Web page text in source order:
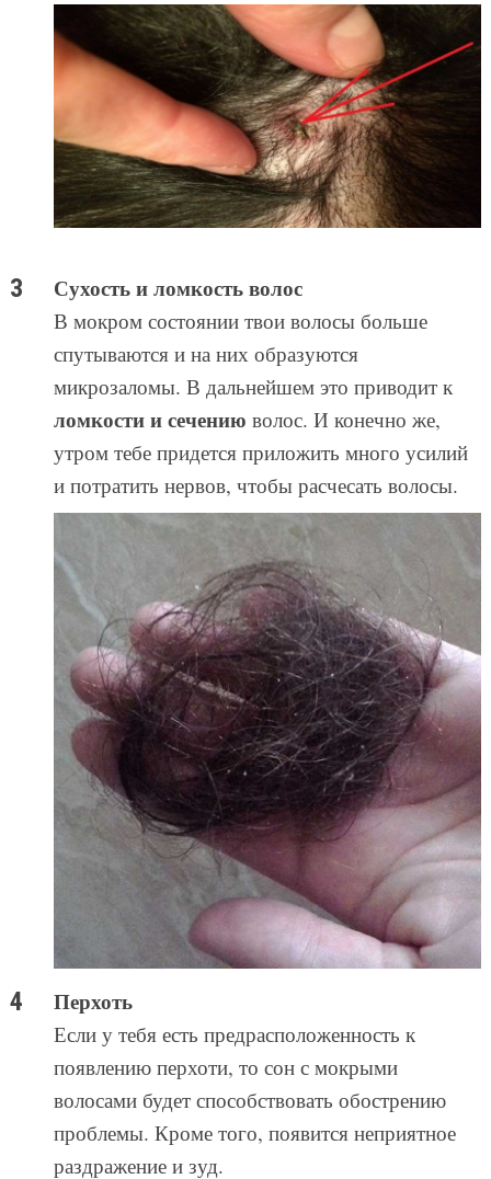
Сухость и ломкость волос
В мокром состоянии твои волосы больше
спутываются и на них образуются
микрозаломы. В дальнейшем это приводит к
ломкости и сечению волос. И конечно же,
утром тебе придется приложить много усилий
и потратить нервов, чтобы расчесать волосы.
Перхоть
Если у тебя есть предрасположенность к
появлению перхоти, то сон с мокрыми
волосами будет способствовать обострению
проблемы. Кроме того, появится неприятное
раздражение и зуд.